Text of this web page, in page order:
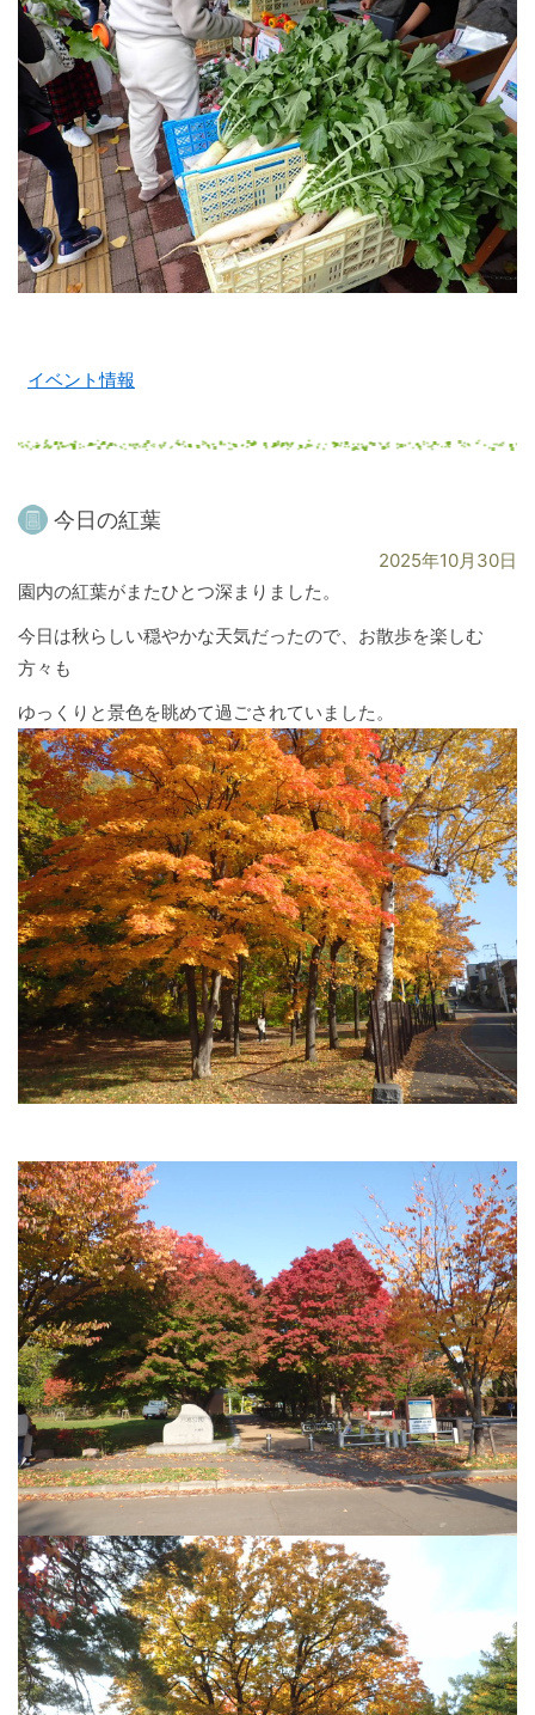
イベント情報
今日の紅葉
2025年10月30日
園内の紅葉がまたひとつ深まりました。
今日は秋らしい穏やかな天気だったので、お散歩を楽しむ
方々も
ゆっくりと景色を眺めて過ごされていました。